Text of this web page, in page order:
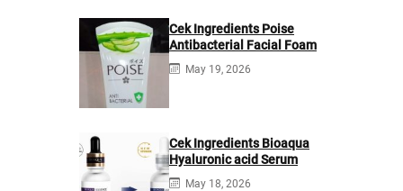
Cek Ingredients Poise
Antibacterial Facial Foam
May 19, 2026
Cek Ingredients Bioaqua
Hyaluronic acid Serum
May 18, 2026